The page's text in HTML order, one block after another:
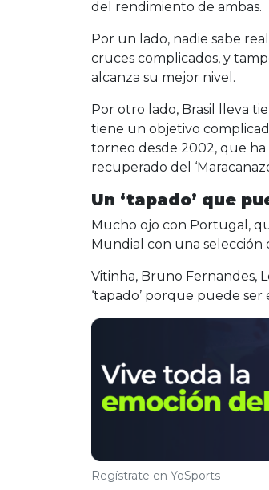
del rendimiento de ambas.
Por un lado, nadie sabe
cruces complicados, y
alcanza su mejor nivel.
Por otro lado, Brasil lleva
tiene un objetivo
torneo desde 2002, que ha
recuperado del
Un ‘tapado’ que
Mucho ojo con Portugal,
Mundial con una selección
Vitinha, Bruno Fernandes,
‘tapado’ porque puede ser
Regístrate en YoSports